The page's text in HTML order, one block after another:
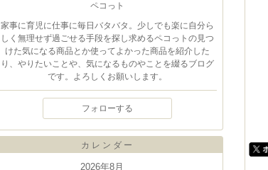
ペコっト
家事に育児に仕事に毎日バタバタ。少しでも楽に自分ら
しく無理せず過ごせる手段を探し求めるペコっトの見つ
けた気になる商品とか使ってよかった商品を紹介した
り、やりたいことや、気になるものやことを綴るブログ
です。よろしくお願いします。
フォローする
カレンダー
2026年8月